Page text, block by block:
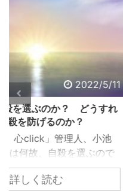
5/11
すれ
池
ので
れ
ょ
『ノストラダム
類滅亡は、なぜ
し
「軽やかに♪ 心
義孝です。今回
『ノストラダム